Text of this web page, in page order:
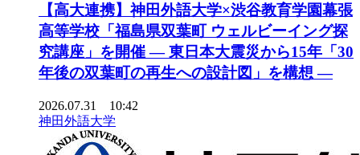
【高大連携】神田外語大学×渋谷教育学園幕張
高等学校「福島県双葉町 ウェルビーイング探
究講座」を開催 ― 東日本大震災から15年「30
年後の双葉町の再生への設計図」を構想 ―
2026.07.31 10:42
神田外語大学